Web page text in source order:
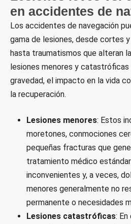
en accidentes de
Los accidentes de navegación
gama de lesiones, desde cortes
hasta traumatismos que alteran
lesiones menores y catastróficas
gravedad, el impacto en la vida
la recuperación.
Lesiones menores: Estos
moretones, conmociones
pequeñas fracturas que
tratamiento médico
inconvenientes y, a veces,
menores generalmente no
permanente o necesidades
Lesiones catastróficas: